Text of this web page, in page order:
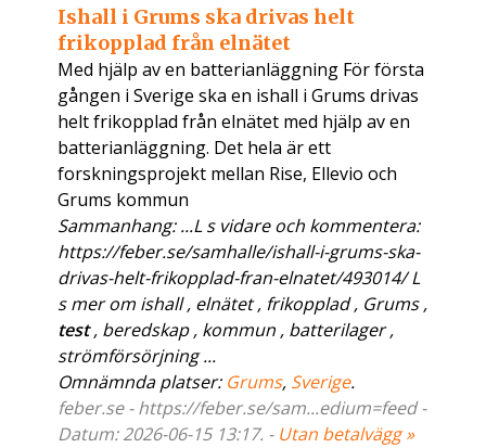
Ishall i Grums ska drivas helt
frikopplad från elnätet
Med hjälp av en batterianläggning För första
gången i Sverige ska en ishall i Grums drivas
helt frikopplad från elnätet med hjälp av en
batterianläggning. Det hela är ett
forskningsprojekt mellan Rise, Ellevio och
Grums kommun
Sammanhang: ...L s vidare och kommentera:
https://feber.se/samhalle/ishall-i-grums-ska-
drivas-helt-frikopplad-fran-elnatet/493014/ L
s mer om ishall , elnätet , frikopplad , Grums ,
test, beredskap , kommun , batterilager ,
strömförsörjning ...
Omnämnda platser: Grums, Sverige.
feber.se - https://feber.se/sam...edium=feed -
Datum: 2026-06-15 13:17. - Utan betalvägg »